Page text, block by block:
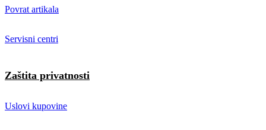
Povrat artikala
Servisni centri
Zaštita privatnosti
Uslovi kupovine